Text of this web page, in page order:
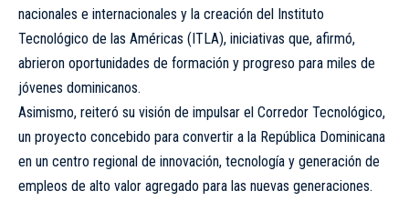
nacionales e internacionales y la creación del Instituto
Tecnológico de las Américas (ITLA), iniciativas que, afirmó,
abrieron oportunidades de formación y progreso para miles de
jóvenes dominicanos.
Asimismo, reiteró su visión de impulsar el Corredor Tecnológico,
un proyecto concebido para convertir a la República Dominicana
en un centro regional de innovación, tecnología y generación de
empleos de alto valor agregado para las nuevas generaciones.